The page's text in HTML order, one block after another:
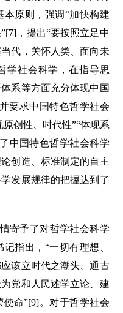
原则，强调“加快构建
，提出“要按照立足中
代，关怀人类、面向未
学社会科学，在指导思
系等方面充分体现中国
要求中国特色哲学社会
创性、时代性”“体现系
中国特色哲学社会科学
创造、标准制定的自主
发展规律的把握达到了
寄予了对哲学社会科学
指出，“一切有理想、
该立时代之潮头、通古
党和人民述学立论、建
命”[9]。对于哲学社会